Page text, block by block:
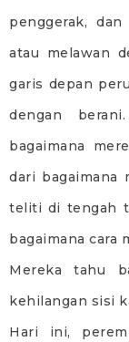
penggerak,
atau melawan
garis depan
dengan
bagaimana
dari bagaimana
teliti di tengah
bagaimana cara
Mereka tahu
kehilangan sisi
Hari ini,